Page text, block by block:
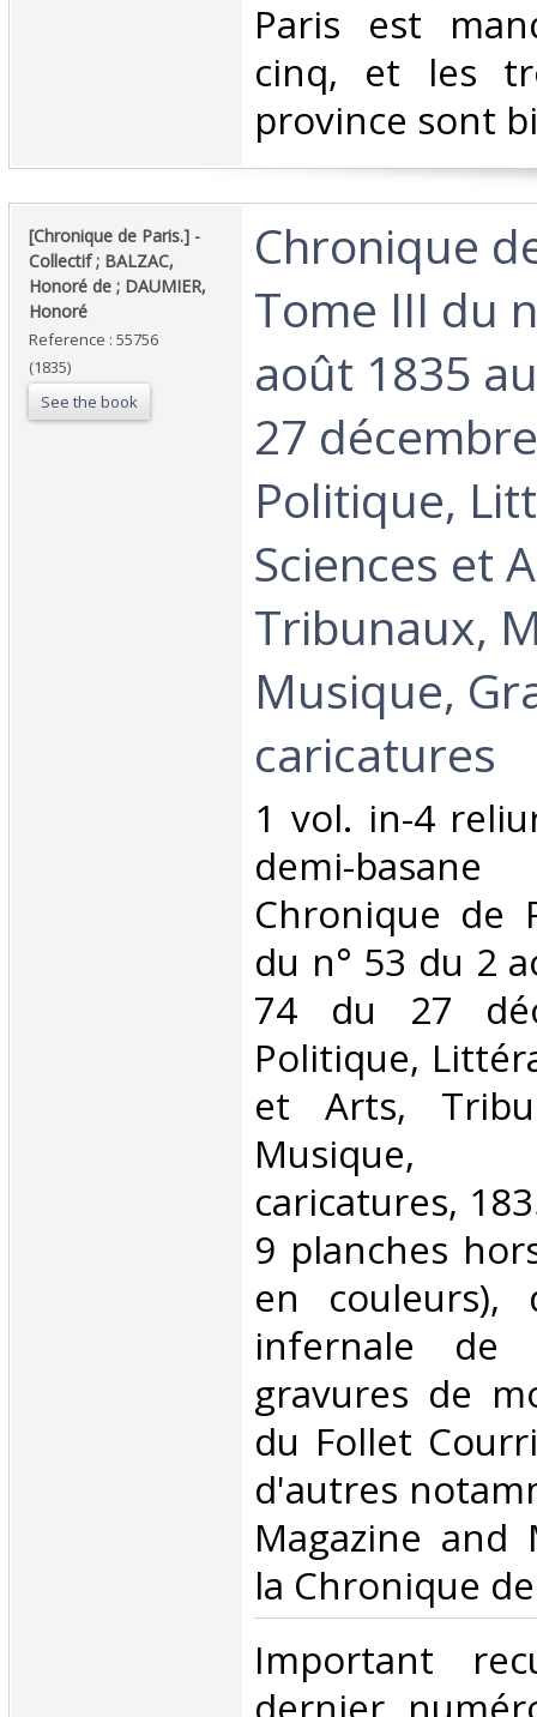
Paris est
cinq, et les
province sont
‎[Chronique de Paris.] - ‎
‎Collectif ; BALZAC,
Honoré de ; DAUMIER,
Honoré‎
Reference : 55756
(1835)
See the book
‎Chronique
Tome III du
août 1835
27
Politique,
Sciences et
Tribunaux,
Musique,
caricatures‎
‎1 vol. in-4
demi-
Chronique de
du n° 53 du 2
74 du 27
Politique,
et Arts,
Musique,
caricatures,
9 planches
en couleurs),
infernale de
gravures de
du Follet
d'autres
Magazine and
la Chronique
‎Important